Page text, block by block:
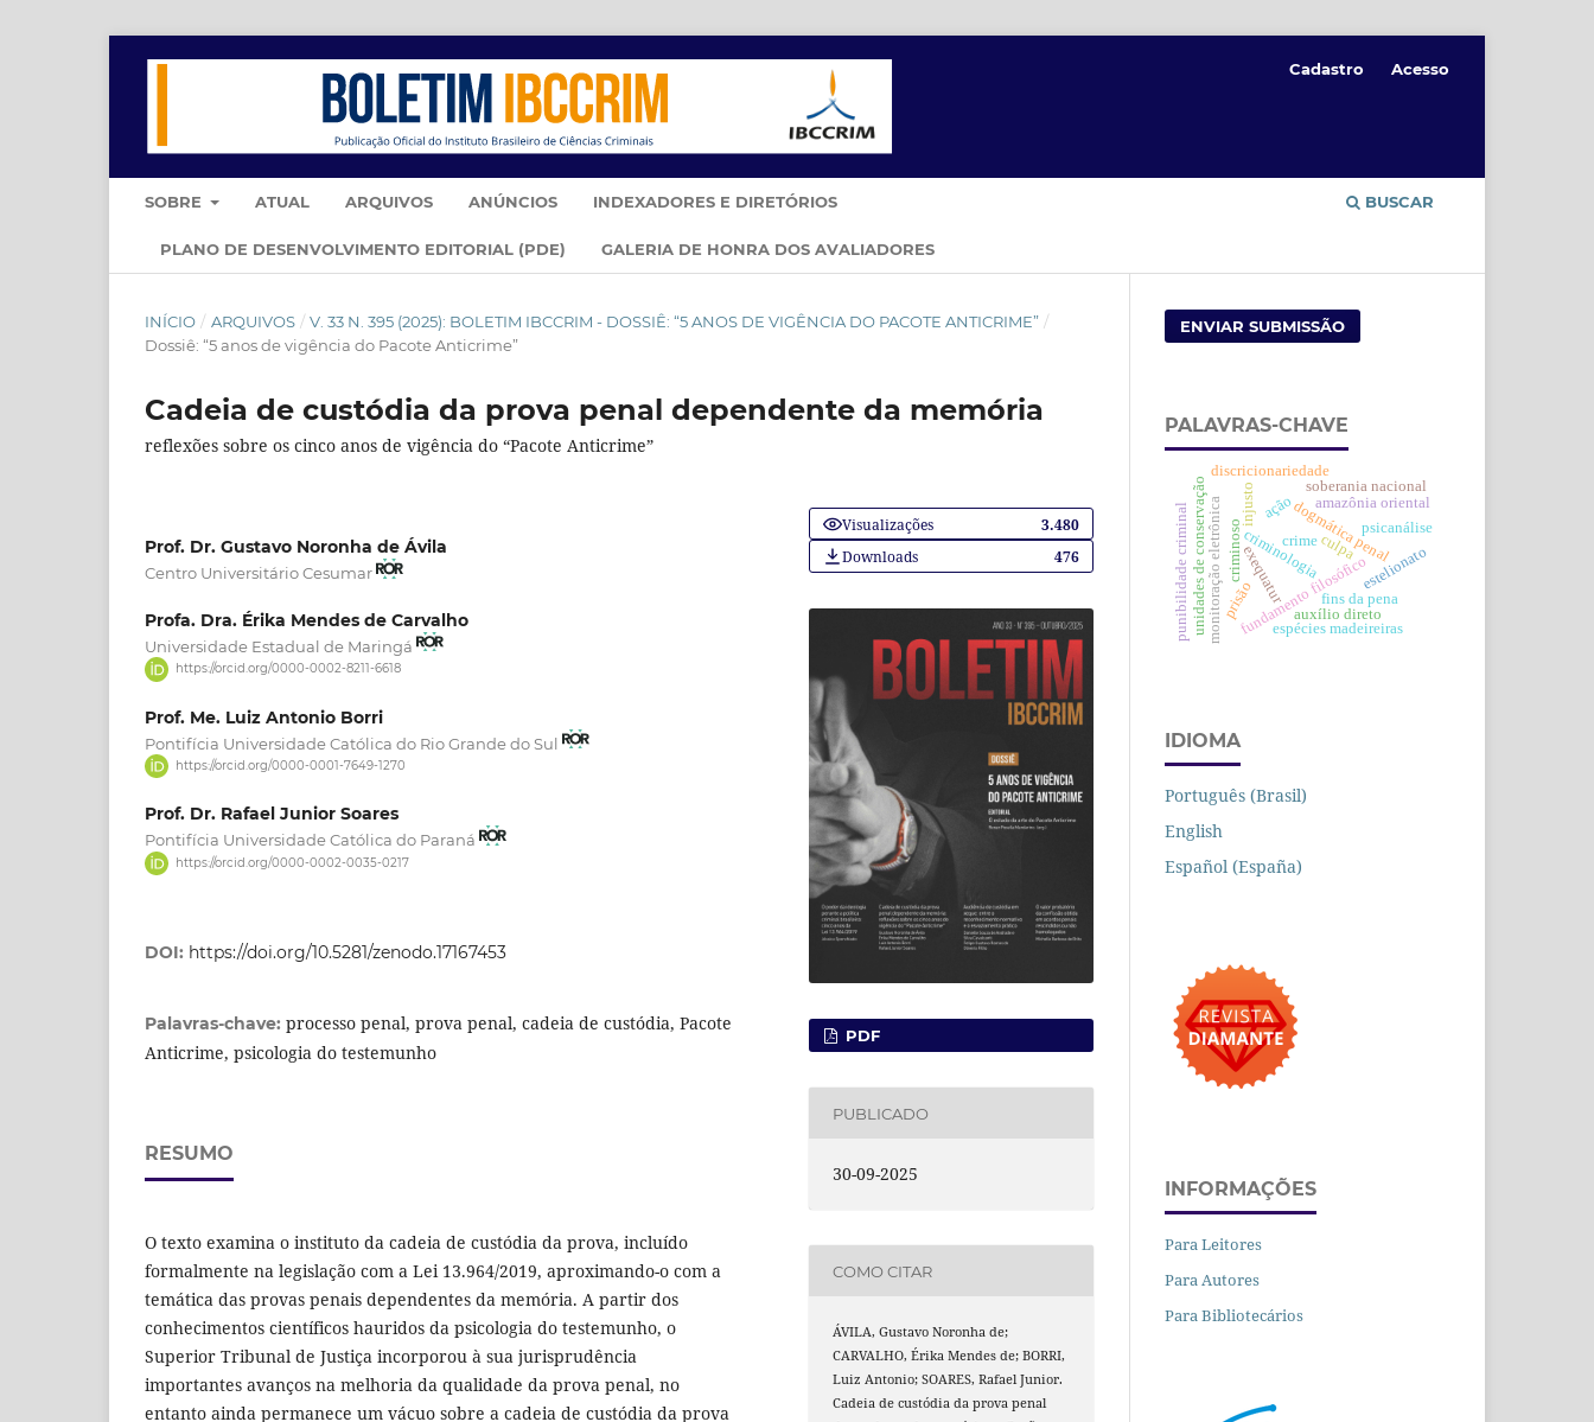
SOBRE ATUAL ARQUIVOS ANÚNCIOS INDEXADORES E DIRETÓRIOS
PLANO DE DESENVOLVIMENTO EDITORIAL (PDE) GALERIA DE HONRA DOS AVALIADORES
BUSCAR
Cadastro Acesso
INÍCIO / ARQUIVOS / V. 33 N. 395 (2025): BOLETIM IBCCRIM - DOSSIÊ: “5 ANOS DE VIGÊNCIA DO PACOTE ANTICRIME” /
Dossiê: “5 anos de vigência do Pacote Anticrime”
Cadeia de custódia da prova penal dependente da memória
reflexões sobre os cinco anos de vigência do “Pacote Anticrime”
Prof. Dr. Gustavo Noronha de Ávila
Centro Universitário Cesumar
Profa. Dra. Érika Mendes de Carvalho
Universidade Estadual de Maringá
https://orcid.org/0000-0002-8211-6618
Prof. Me. Luiz Antonio Borri
Pontifícia Universidade Católica do Rio Grande do Sul
https://orcid.org/0000-0001-7649-1270
Prof. Dr. Rafael Junior Soares
Pontifícia Universidade Católica do Paraná
https://orcid.org/0000-0002-0035-0217
DOI: https://doi.org/10.5281/zenodo.17167453
Palavras-chave: processo penal, prova penal, cadeia de custódia, Pacote
Anticrime, psicologia do testemunho
RESUMO
O texto examina o instituto da cadeia de custódia da prova, incluído
formalmente na legislação com a Lei 13.964/2019, aproximando-o com a
temática das provas penais dependentes da memória. A partir dos
conhecimentos científicos hauridos da psicologia do testemunho, o
Superior Tribunal de Justiça incorporou à sua jurisprudência
importantes avanços na melhoria da qualidade da prova penal, no
entanto ainda permanece um vácuo sobre a cadeia de custódia da prova
Visualizações
3.480
Downloads
476
PDF
PUBLICADO
30-09-2025
COMO CITAR
ÁVILA, Gustavo Noronha de;
CARVALHO, Érika Mendes de; BORRI,
Luiz Antonio; SOARES, Rafael Junior.
Cadeia de custódia da prova penal
ENVIAR SUBMISSÃO
PALAVRAS-CHAVE
ação
crime
dogmática penal
fundamento filosófico
criminologia
criminoso psicanálise
injusto
culpa
monitoração eletrônica espécies madeireiras
amazônia oriental
unidades de conservação
punibilidade criminal
fins da pena
auxílio direto
exequatur
soberania nacional
discricionariedade
estelionato
prisão
IDIOMA
Português (Brasil)
English
Español (España)
INFORMAÇÕES
Para Leitores
Para Autores
Para Bibliotecários